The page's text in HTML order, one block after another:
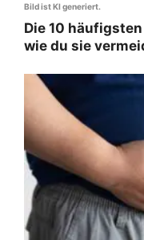
Bild ist KI generiert.
Die 10
wie du sie